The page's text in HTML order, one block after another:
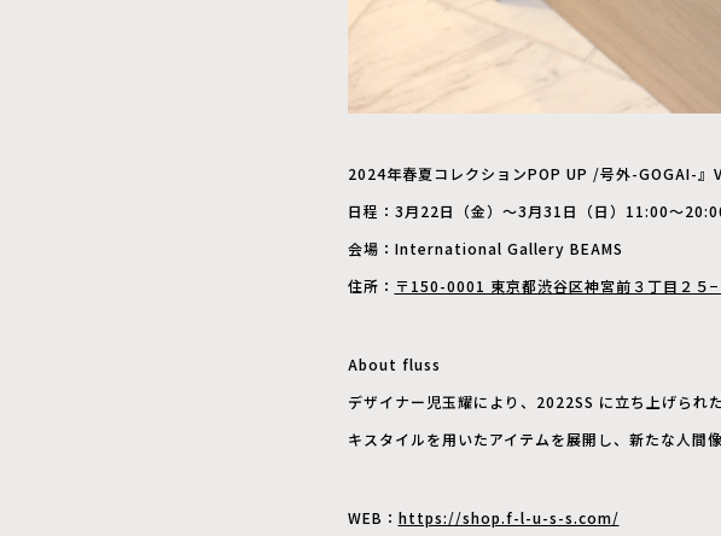
2024年春夏コレクションPOP UP /号外-
⽇程：3⽉22⽇（⾦）〜3⽉31⽇（⽇）11:00〜
会場：International Gallery BEAMS
住所： 〒150-0001 東京都渋⾕区神宮前３丁⽬２５
About fluss
デザイナー児⽟耀により、2022SS に⽴ち上げられ
キスタイルを⽤いたアイテムを展開し、新たな⼈間
WEB： https://shop.f-l-u-s-s.com/